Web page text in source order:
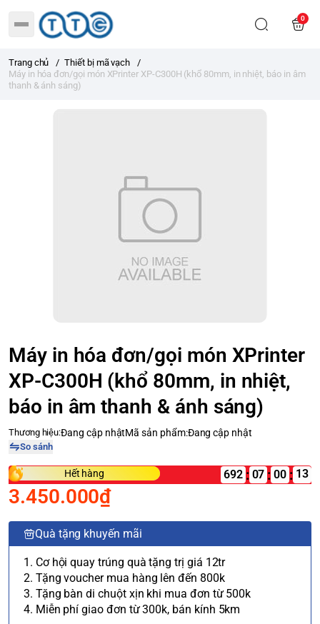
0
Trang chủ / Thiết bị mã vạch
/
Máy in hóa đơn/gọi món XPrinter XP-C300H (khổ 80mm, in nhiệt, báo in âm
thanh & ánh sáng)
Máy in hóa đơn/gọi món XPrinter
XP-C300H (khổ 80mm, in nhiệt,
báo in âm thanh & ánh sáng)
Thương hiệu:Đang cập nhậtMã sản phẩm:Đang cập nhật
So sánh
Hết hàng 692 : 07 : :
3.450.000₫
Quà tặng khuyến mãi
1. Cơ hội quay trúng quà tặng trị giá 12tr
2. Tặng voucher mua hàng lên đến 800k
3. Tặng bàn di chuột xịn khi mua đơn từ 500k
4. Miễn phí giao đơn từ 300k, bán kính 5km